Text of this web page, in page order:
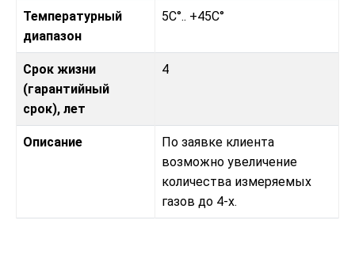
Температурный
диапазон
5C°.. +45C°
Срок жизни
(гарантийный
срок), лет
4
Описание
По заявке клиента
возможно увеличение
количества измеряемых
газов до 4-х.